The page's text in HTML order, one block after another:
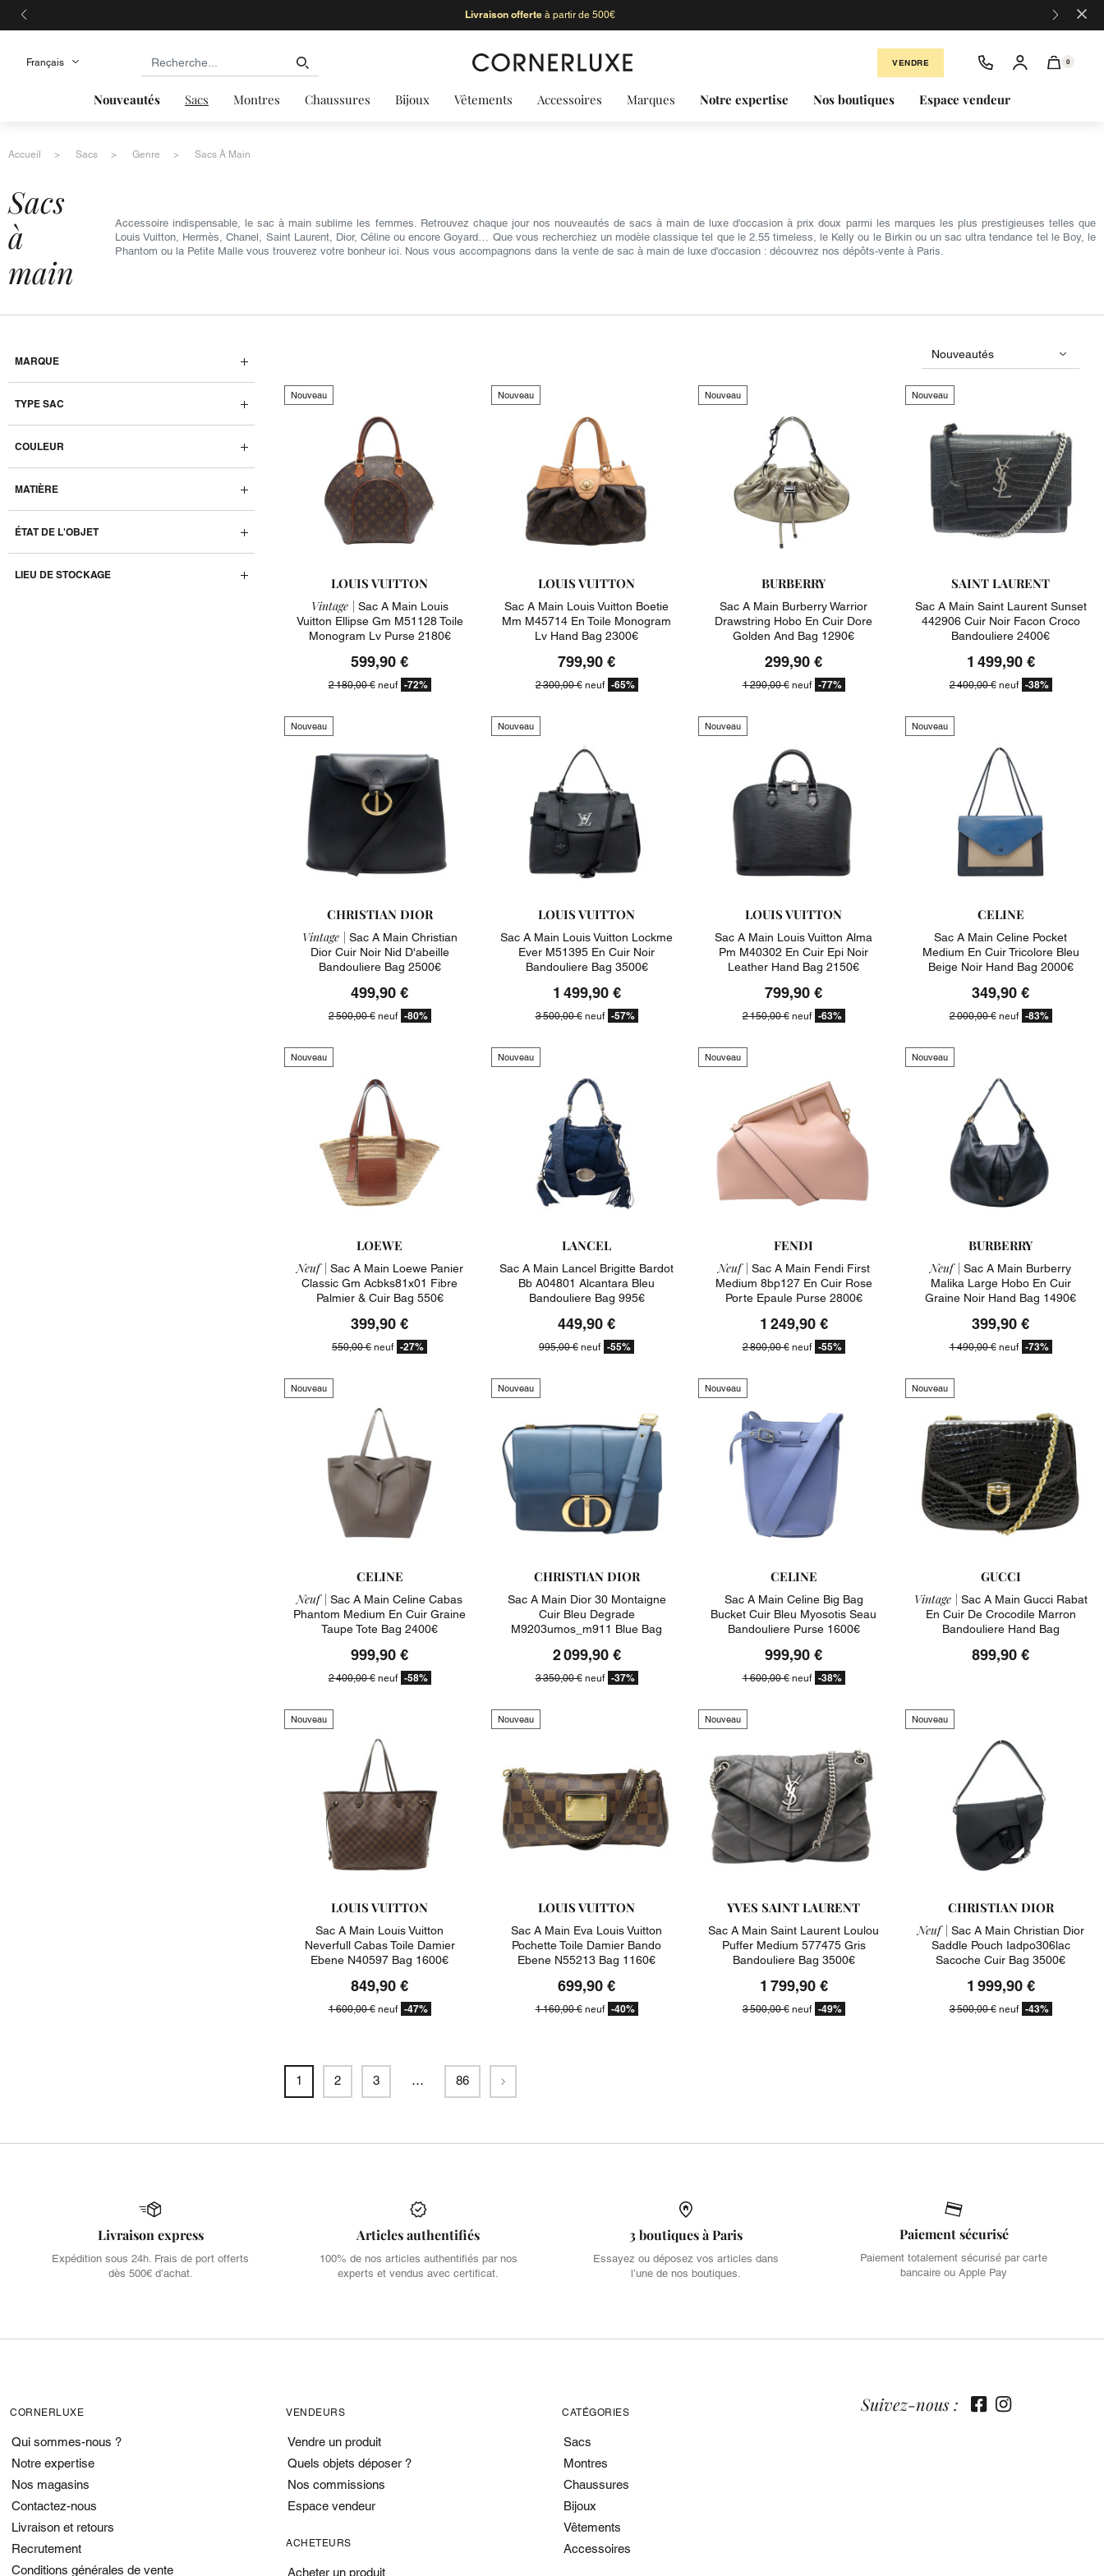
Livraison offerteà partir de 500€ ×
VENDRE 0
Nouveautés Sacs Montres Chaussures Bijoux Vêtements Accessoires Marques Notre expertise Nos boutiques Espace vendeur
Accueil Sacs Genre Sacs À Main
sacs
à
main
Accessoire indispensable, le sac à main sublime les femmes. Retrouvez chaque jour nos nouveautés de sacs à main de luxe d'occasion à prix doux parmi les marques les plus prestigieuses telles que
Louis Vuitton, Hermès, Chanel, Saint Laurent, Dior, Céline ou encore Goyard… Que vous recherchiez un modèle classique tel que le 2.55 timeless, le Kelly ou le Birkin ou un sac ultra tendance tel le Boy, le
Phantom ou la Petite Malle vous trouverez votre bonheur ici. Nous vous accompagnons dans la vente de sac à main de luxe d'occasion : découvrez nos dépôts-vente à Paris.
MARQUE
TYPE SAC
COULEUR
MATIÈRE
ÉTAT DE L'OBJET
LIEU DE STOCKAGE
Nouveau
LOUIS VUITTON
Vintage | Sac A Main Louis
Vuitton Ellipse Gm M51128 Toile
Monogram Lv Purse 2180€
599,90 €
2 180,00 €neuf -72%
Nouveau
LOUIS VUITTON
Sac A Main Louis Vuitton Boetie
Mm M45714 En Toile Monogram
Lv Hand Bag 2300€
799,90 €
2 300,00 €neuf -65%
Nouveau
BURBERRY
Sac A Main Burberry Warrior
Drawstring Hobo En Cuir Dore
Golden And Bag 1290€
299,90 €
1 290,00 €neuf -77%
Nouveau
SAINT LAURENT
Sac A Main Saint Laurent Sunset
442906 Cuir Noir Facon Croco
Bandouliere 2400€
1 499,90 €
2 400,00 €neuf -38%
Nouveau
CHRISTIAN DIOR
Vintage | Sac A Main Christian
Dior Cuir Noir Nid D'abeille
Bandouliere Bag 2500€
499,90 €
2 500,00 €neuf -80%
Nouveau
LOUIS VUITTON
Sac A Main Louis Vuitton Lockme
Ever M51395 En Cuir Noir
Bandouliere Bag 3500€
1 499,90 €
3 500,00 €neuf -57%
Nouveau
LOUIS VUITTON
Sac A Main Louis Vuitton Alma
Pm M40302 En Cuir Epi Noir
Leather Hand Bag 2150€
799,90 €
2 150,00 €neuf -63%
Nouveau
CELINE
Sac A Main Celine Pocket
Medium En Cuir Tricolore Bleu
Beige Noir Hand Bag 2000€
349,90 €
2 000,00 €neuf -83%
Nouveau
LOEWE
Neuf | Sac A Main Loewe Panier
Classic Gm Acbks81x01 Fibre
Palmier & Cuir Bag 550€
399,90 €
550,00 € neuf -27%
Nouveau
LANCEL
Sac A Main Lancel Brigitte Bardot
Bb A04801 Alcantara Bleu
Bandouliere Bag 995€
449,90 €
995,00 € neuf -55%
Nouveau
FENDI
Neuf | Sac A Main Fendi First
Medium 8bp127 En Cuir Rose
Porte Epaule Purse 2800€
1 249,90 €
2 800,00 €neuf -55%
Nouveau
BURBERRY
Neuf | Sac A Main Burberry
Malika Large Hobo En Cuir
Graine Noir Hand Bag 1490€
399,90 €
1 490,00 €neuf -73%
Nouveau
CELINE
Neuf | Sac A Main Celine Cabas
Phantom Medium En Cuir Graine
Taupe Tote Bag 2400€
999,90 €
2 400,00 €neuf -58%
Nouveau
CHRISTIAN DIOR
Sac A Main Dior 30 Montaigne
Cuir Bleu Degrade
M9203umos_m911 Blue Bag
2 099,90 €
3 350,00 €neuf -37%
Nouveau
CELINE
Sac A Main Celine Big Bag
Bucket Cuir Bleu Myosotis Seau
Bandouliere Purse 1600€
999,90 €
1 600,00 €neuf -38%
Nouveau
GUCCI
Vintage | Sac A Main Gucci Rabat
En Cuir De Crocodile Marron
Bandouliere Hand Bag
899,90 €
Nouveau
LOUIS VUITTON
Sac A Main Louis Vuitton
Neverfull Cabas Toile Damier
Ebene N40597 Bag 1600€
849,90 €
1 600,00 €neuf -47%
Nouveau
LOUIS VUITTON
Sac A Main Eva Louis Vuitton
Pochette Toile Damier Bando
Ebene N55213 Bag 1160€
699,90 €
1 160,00 €neuf -40%
Nouveau
YVES SAINT LAURENT
Sac A Main Saint Laurent Loulou
Puffer Medium 577475 Gris
Bandouliere Bag 3500€
1 799,90 €
3 500,00 €neuf -49%
Nouveau
CHRISTIAN DIOR
Neuf | Sac A Main Christian Dior
Saddle Pouch Iadpo306lac
Sacoche Cuir Bag 3500€
1 999,90 €
3 500,00 €neuf -43%
1 2 3 … 86 Suivant
Livraison express
Expédition sous 24h. Frais de port offerts
dès 500€ d’achat.
Articles authentifiés
100% de nos articles authentifiés par nos
experts et vendus avec certificat.
3 boutiques à Paris
Essayez ou déposez vos articles dans
l’une de nos boutiques.
Paiement sécurisé
Paiement totalement sécurisé par carte
bancaire ou Apple Pay
CORNERLUXE
Qui sommes-nous ?
Notre expertise
Nos magasins
Contactez-nous
Livraison et retours
Recrutement
Conditions générales de vente
VENDEURS
Vendre un produit
Quels objets déposer ?
Nos commissions
Espace vendeur
ACHETEURS
Acheter un produit
CATÉGORIES
Sacs
Montres
Chaussures
Bijoux
Vêtements
Accessoires
Suivez-nous :